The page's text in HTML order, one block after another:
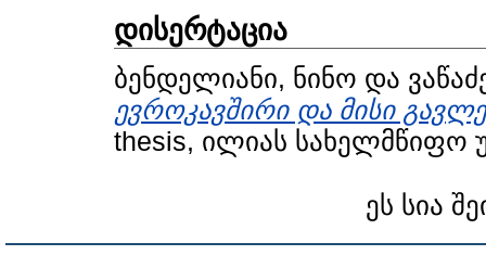
დისერტაცია
ბენდელიანი, ნინო და
ევროკავშირი და მისი
thesis, ილიას სახელმწიფო
ეს სია